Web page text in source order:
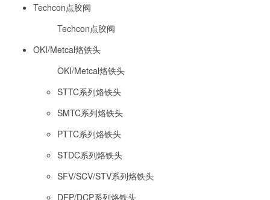
Techcon点胶阀
Techcon点胶阀
OKI/Metcal烙铁头
OKI/Metcal烙铁头
STTC系列烙铁头
SMTC系列烙铁头
PTTC系列烙铁头
STDC系列烙铁头
SFV/SCV/STV系列烙铁头
DFP/DCP系列烙铁头